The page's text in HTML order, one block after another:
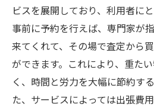
ビスを展開しており、利用者に
事前に予約を行えば、専門家が
来てくれて、その場で査定から
ができます。これにより、重た
く、時間と労力を大幅に節約す
た、サービスによっては出張費